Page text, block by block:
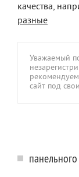
качества,
разные
Уважаемый
сайт под